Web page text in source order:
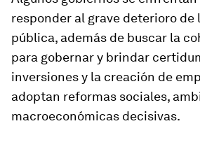
responder al grave deterioro de
pública, además de buscar la
para gobernar y brindar
inversiones y la creación de
adoptan reformas sociales,
macroeconómicas decisivas.